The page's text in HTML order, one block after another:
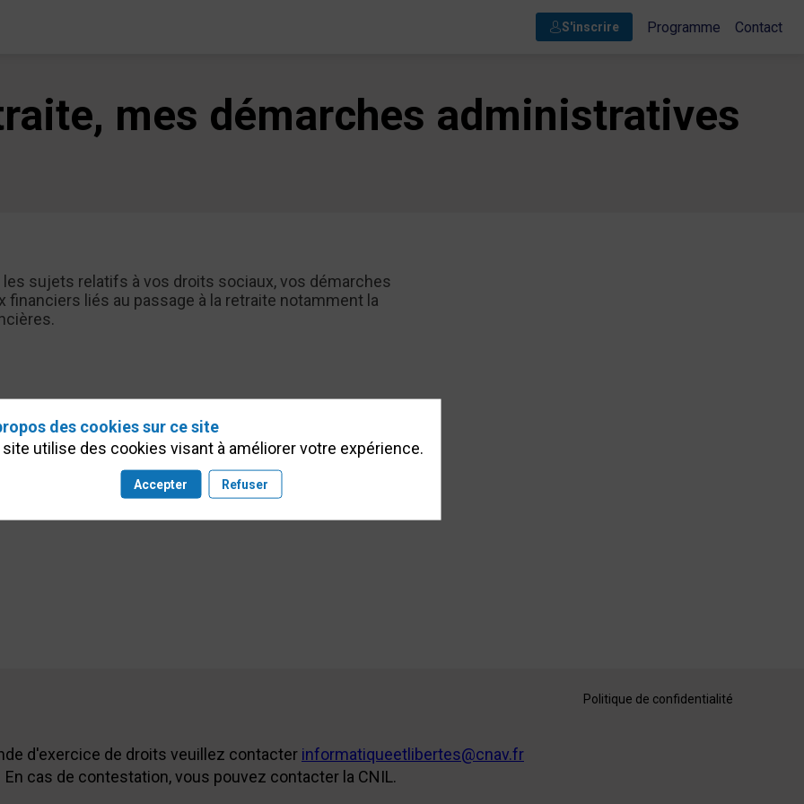
S'inscrire Programme Contact
mes démarches administratives
sujets relatifs à vos droits sociaux, vos démarches
liés au passage à la retraite notamment la
Politique de confidentialité
d'exercice de droits veuillez contacter informatiqueetlibertes@cnav.fr
En cas de contestation, vous pouvez contacter la CNIL.
des cookies sur ce site
site utilise des cookies visant à améliorer votre expérience.
Accepter Refuser